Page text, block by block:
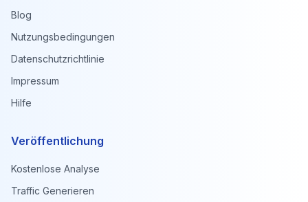
Blog
Nutzungsbedingungen
Datenschutzrichtlinie
Impressum
Hilfe
Veröffentlichung
Kostenlose Analyse
Traffic Generieren